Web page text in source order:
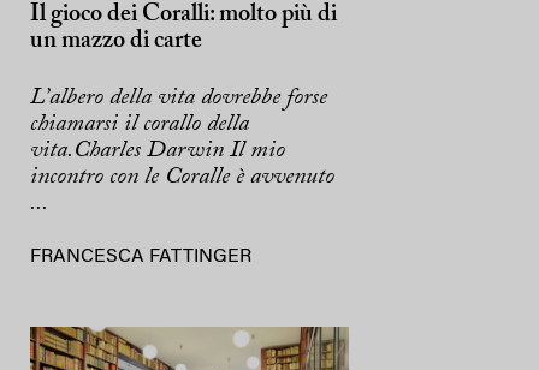
Il gioco dei Coralli: molto più di
un mazzo di carte
L’albero della vita dovrebbe forse
chiamarsi il corallo della
vita.Charles Darwin Il mio
incontro con le Coralle è avvenuto
...
FRANCESCA FATTINGER